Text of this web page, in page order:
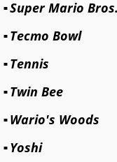
Super Mario
Tecmo Bowl
Tennis
Twin Bee
Wario's Woods
Yoshi